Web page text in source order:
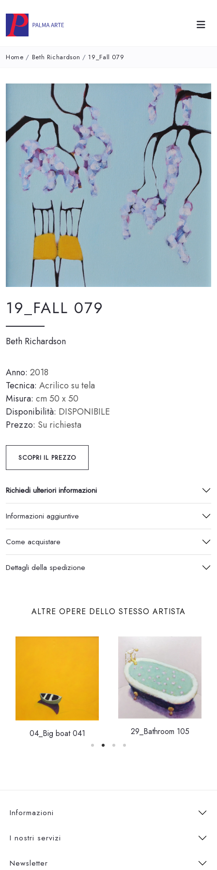
Home / Beth Richardson / 19_Fall 079
19_FALL 079
Beth Richardson
Anno: 2018
Tecnica: Acrilico su tela
Misura: cm 50 x 50
Disponibilità: DISPONIBILE
Prezzo: Su richiesta
SCOPRI IL PREZZO
Richiedi ulteriori informazioni
Informazioni aggiuntive
Come acquistare
Dettagli della spedizione
ALTRE OPERE DELLO STESSO ARTISTA
04_Big boat 041 29_Bathroom 105
Informazioni
I nostri servizi
Newsletter